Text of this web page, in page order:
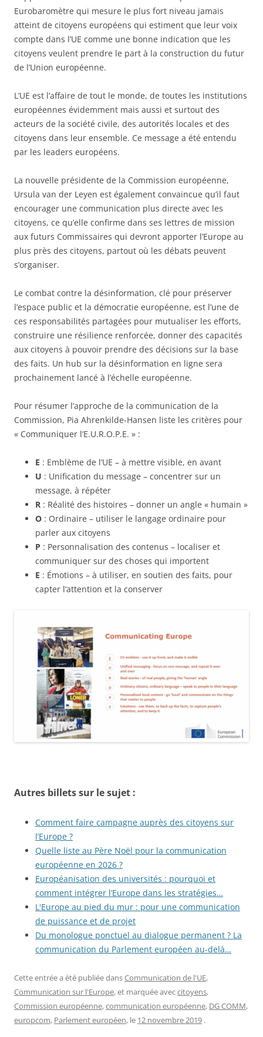
Eurobaromètre qui mesure le plus fort niveau jamais
atteint de citoyens européens qui estiment que leur voix
compte dans l’UE comme une bonne indication que les
citoyens veulent prendre le part à la construction du futur
de l’Union européenne.
L’UE est l’affaire de tout le monde, de toutes les institutions
européennes évidemment mais aussi et surtout des
acteurs de la société civile, des autorités locales et des
citoyens dans leur ensemble. Ce message a été entendu
par les leaders européens.
La nouvelle présidente de la Commission européenne,
Ursula van der Leyen est également convaincue qu’il faut
encourager une communication plus directe avec les
citoyens, ce qu’elle confirme dans ses lettres de mission
aux futurs Commissaires qui devront apporter l’Europe au
plus près des citoyens, partout où les débats peuvent
s’organiser.
Le combat contre la désinformation, clé pour préserver
l’espace public et la démocratie européenne, est l’une de
ces responsabilités partagées pour mutualiser les efforts,
construire une résilience renforcée, donner des capacités
aux citoyens à pouvoir prendre des décisions sur la base
des faits. Un hub sur la désinformation en ligne sera
prochainement lancé à l’échelle européenne.
Pour résumer l’approche de la communication de la
Commission, Pia Ahrenkilde-Hansen liste les critères pour
« Communiquer l’E.U.R.O.P.E. » :
E : Emblème de l’UE – à mettre visible, en avant
U : Unification du message – concentrer sur un
message, à répéter
R : Réalité des histoires – donner un angle « humain »
O : Ordinaire – utiliser le langage ordinaire pour
parler aux citoyens
P : Personnalisation des contenus – localiser et
communiquer sur des choses qui importent
E : Émotions – à utiliser, en soutien des faits, pour
capter l’attention et la conserver
Autres billets sur le sujet :
Comment faire campagne auprès des citoyens sur
l’Europe ?
Quelle liste au Père Noël pour la communication
européenne en 2026 ?
Européanisation des universités : pourquoi et
comment intégrer l’Europe dans les stratégies…
L'Europe au pied du mur : pour une communication
de puissance et de projet
Du monologue ponctuel au dialogue permanent ? La
communication du Parlement européen au-delà…
Cette entrée a été publiée dansCommunication de l'UE,
Communication sur l'Europe, et marquée aveccitoyens,
Commission européenne,communication européenne, DG COMM,
europcom, Parlement européen, le 12 novembre 2019 .